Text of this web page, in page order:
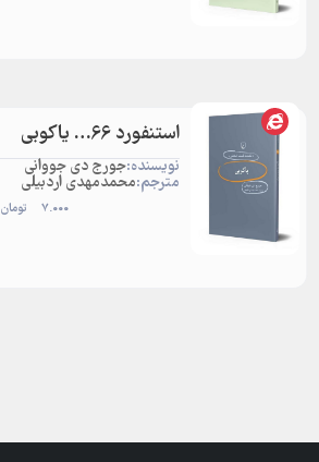
استنفورد 66… یاکوبی
نویسنده:جورج دی جووانی
مترجم:محمدمهدی اردبیلی
7.000 تومان